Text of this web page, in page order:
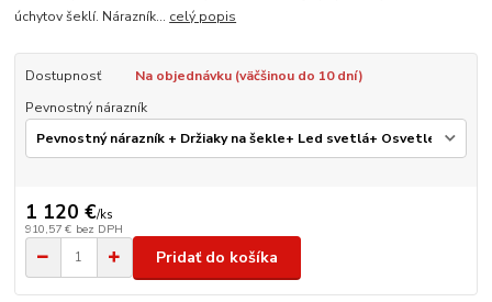
úchytov šeklí. Nárazník... celý popis
Dostupnosť
Na objednávku (väčšinou do 10 dní)
Pevnostný nárazník
1 120 €/ks
910,57 € bez DPH
Pridať do košíka